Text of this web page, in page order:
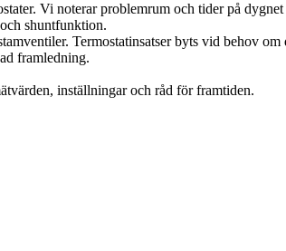
Vi noterar problemrum och tider på dygnet
shuntfunktion.
Termostatinsatser byts vid behov om
framledning.
inställningar och råd för framtiden.